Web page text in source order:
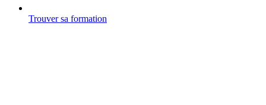
Trouver sa formation